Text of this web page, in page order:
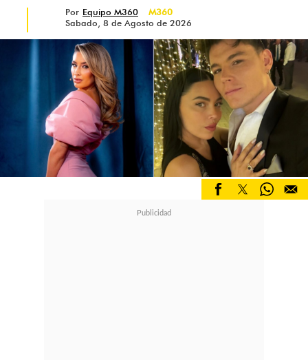
Por Equipo M360
M360
Sabado, 8 de Agosto de 2026